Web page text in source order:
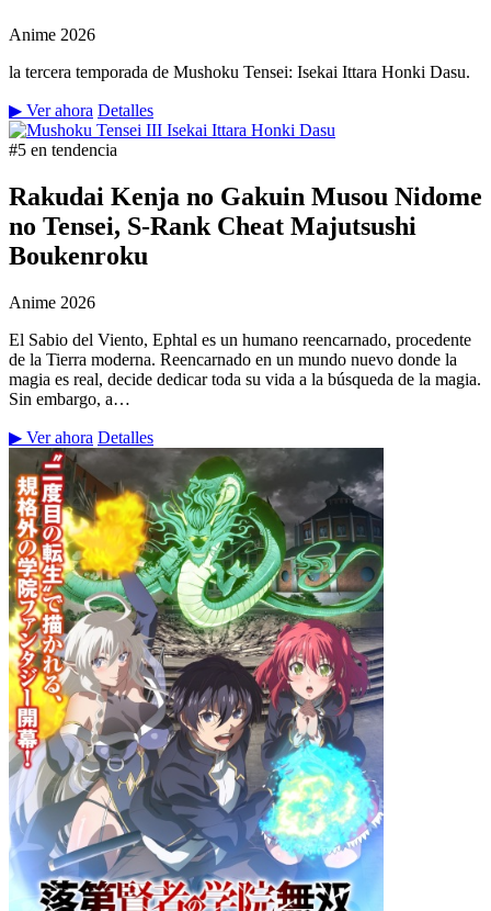
Anime 2026
la tercera temporada de Mushoku Tensei: Isekai Ittara Honki Dasu.
▶ Ver ahora Detalles
#5 en tendencia
Rakudai Kenja no Gakuin Musou Nidome
no Tensei, S-Rank Cheat Majutsushi
Boukenroku
Anime 2026
El Sabio del Viento, Ephtal es un humano reencarnado, procedente
de la Tierra moderna. Reencarnado en un mundo nuevo donde la
magia es real, decide dedicar toda su vida a la búsqueda de la magia.
Sin embargo, a…
▶ Ver ahora Detalles